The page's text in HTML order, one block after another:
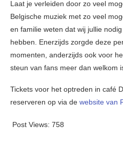
Laat je verleiden door zo veel
Belgische muziek met zo veel
en familie weten dat wij jullie
hebben. Enerzijds zorgde deze
momenten, anderzijds ook voor
steun van fans meer dan welkom
Tickets voor het optreden in café
reserveren op via de website van
Post Views: 758